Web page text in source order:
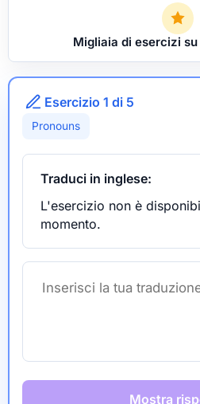
Migliaia di esercizi
Esercizio 1 di 5
Pronouns
Traduci in inglese:
L'esercizio non è
momento.
Mostra